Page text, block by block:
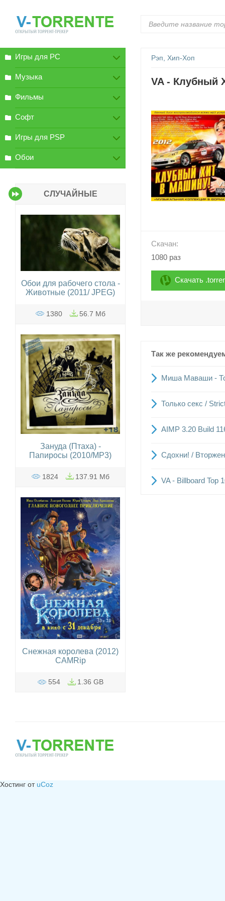
Рэп, Хип-Хоп
VA - Клубный
Скачан:
1080 раз
Скачать
Так же
Миша Маваши -
Только секс /
AIMP 3.20 Build
Сдохни! /
VA - Billboard Top
Игры для PC
Музыка
Фильмы
Софт
Игры для PSP
Обои
СЛУЧАЙНЫЕ
Обои для рабочего стола -
Животные (2011/ JPEG)
1380 56.7 Мб
Зануда (Птаха) -
Папиросы (2010/MP3)
1824 137.91 Мб
Снежная королева (2012)
CAMRip
554 1.36 GB
Хостинг от uCoz